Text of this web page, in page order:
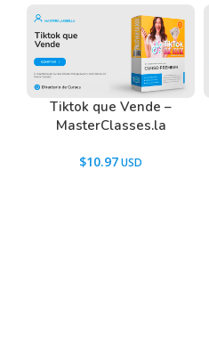
Tiktok que Vende –
MasterClasses.la
$10.97